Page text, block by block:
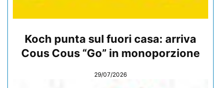
Koch punta sul fuori casa: arriva
Cous Cous “Go” in monoporzione
29/07/2026